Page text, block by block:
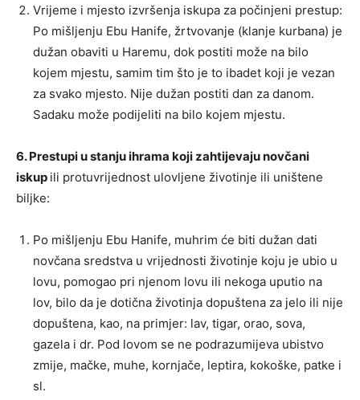
Vrijeme i mjesto izvršenja iskupa za počinjeni prestup:
Po mišljenju Ebu Hanife, žrtvovanje (klanje kurbana) je
dužan obaviti u Haremu, dok postiti može na bilo
kojem mjestu, samim tim što je to ibadet koji je vezan
za svako mjesto. Nije dužan postiti dan za danom.
Sadaku može podijeliti na bilo kojem mjestu.
6. Prestupi u stanju ihrama koji zahtijevaju novčani
iskup ili protuvrijednost ulovljene životinje ili uništene
biljke:
Po mišljenju Ebu Hanife, muhrim će biti dužan dati
novčana sredstva u vrijednosti životinje koju je ubio u
lovu, pomogao pri njenom lovu ili nekoga uputio na
lov, bilo da je dotična životinja dopuštena za jelo ili nije
dopuštena, kao, na primjer: lav, tigar, orao, sova,
gazela i dr. Pod lovom se ne podrazumijeva ubistvo
zmije, mačke, muhe, kornjače, leptira, kokoške, patke i
sl.